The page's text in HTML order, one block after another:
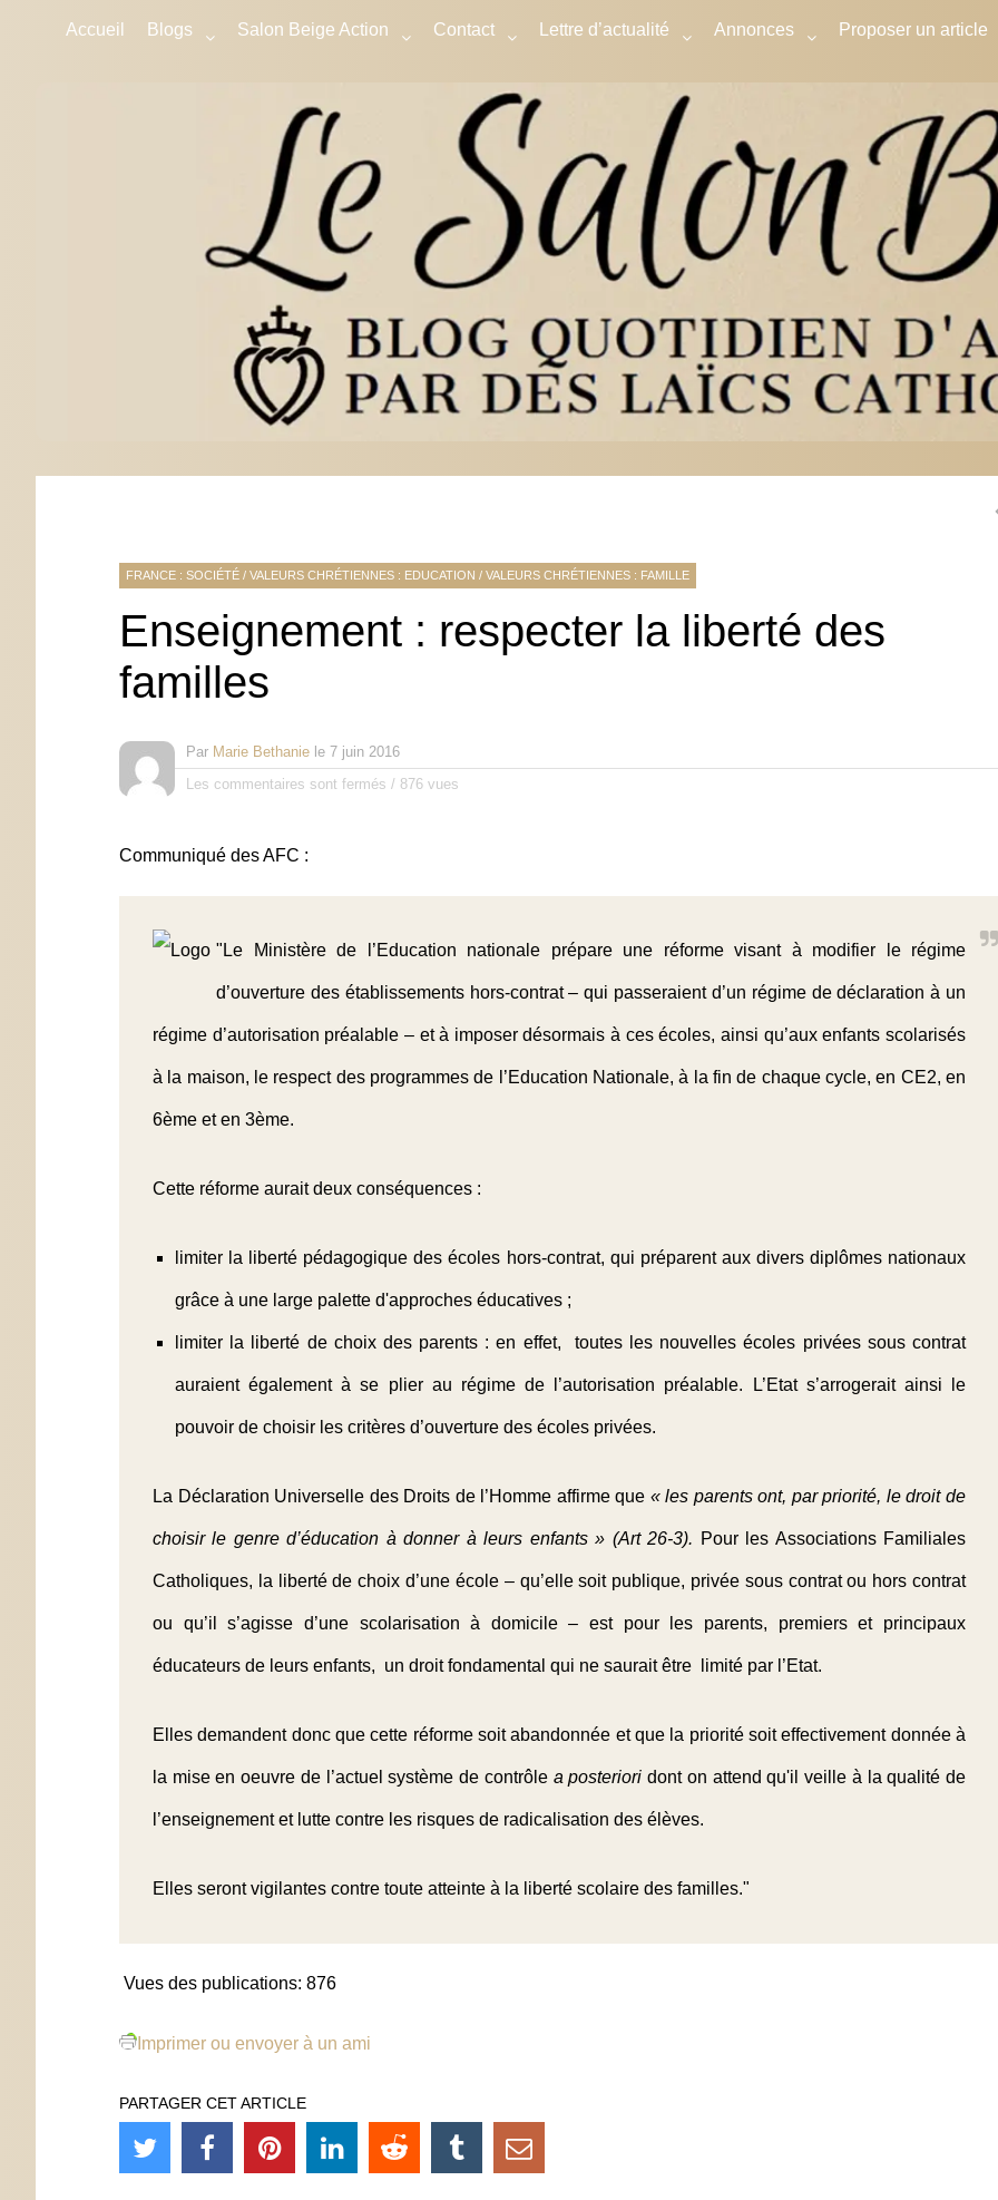
Accueil Blogs Salon Beige Action Contact Lettre d’actualité Annonces Proposer un article
FRANCE : SOCIÉTÉ / VALEURS CHRÉTIENNES : EDUCATION / VALEURS CHRÉTIENNES : FAMILLE
Enseignement : respecter la liberté des
familles
Par Marie Bethanie le 7 juin 2016
Les commentaires sont fermés / 876 vues
Communiqué des AFC :
"Le Ministère de l’Education nationale prépare une réforme visant à modifier le régime
d’ouverture des établissements hors-contrat – qui passeraient d’un régime de déclaration à un
régime d’autorisation préalable – et à imposer désormais à ces écoles, ainsi qu’aux enfants scolarisés
à la maison, le respect des programmes de l’Education Nationale, à la fin de chaque cycle, en CE2, en
6ème et en 3ème.
Cette réforme aurait deux conséquences :
limiter la liberté pédagogique des écoles hors-contrat, qui préparent aux divers diplômes nationaux
grâce à une large palette d'approches éducatives ;
limiter la liberté de choix des parents : en effet, toutes les nouvelles écoles privées sous contrat
auraient également à se plier au régime de l’autorisation préalable. L’Etat s’arrogerait ainsi le
pouvoir de choisir les critères d’ouverture des écoles privées.
La Déclaration Universelle des Droits de l’Homme affirme que « les parents ont, par priorité, le droit de
choisir le genre d’éducation à donner à leurs enfants » (Art 26-3). Pour les Associations Familiales
Catholiques, la liberté de choix d’une école – qu’elle soit publique, privée sous contrat ou hors contrat
ou qu’il s’agisse d’une scolarisation à domicile – est pour les parents, premiers et principaux
éducateurs de leurs enfants, un droit fondamental qui ne saurait être limité par l’Etat.
Elles demandent donc que cette réforme soit abandonnée et que la priorité soit effectivement donnée à
la mise en oeuvre de l’actuel système de contrôle a posteriori dont on attend qu'il veille à la qualité de
l’enseignement et lutte contre les risques de radicalisation des élèves.
Elles seront vigilantes contre toute atteinte à la liberté scolaire des familles."
Vues des publications: 876
Imprimer ou envoyer à un ami
PARTAGER CET ARTICLE